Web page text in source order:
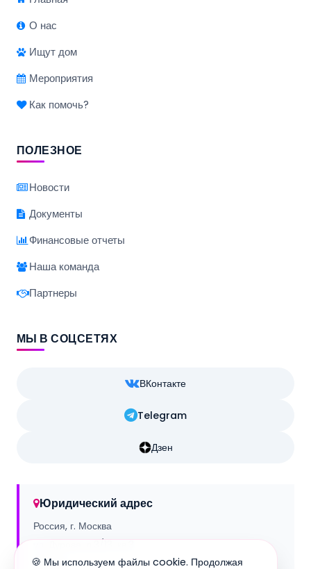
О нас
Ищут дом
Мероприятия
Как помочь?
ПОЛЕЗНОЕ
Новости
Документы
Финансовые отчеты
Наша команда
Партнеры
МЫ В СОЦСЕТЯХ
ВКонтакте
Telegram
Дзен
Юридический адрес
Россия, г. Москва
ул. Дурова, д.3/13, кв.3
129090
🍪 Мы используем файлы cookie. Продолжая